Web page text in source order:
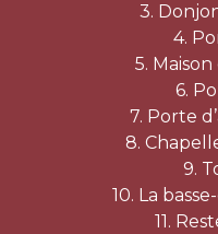
3.
4.
5.
6.
7. Porte
8.
9.
10. La
11.